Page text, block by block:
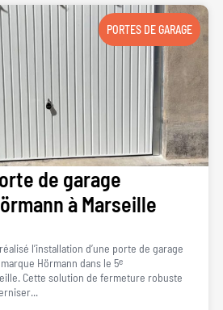
PORTES DE GARAGE
de garage
à Marseille
l’installation d’une porte de garage
Hörmann dans le 5ᵉ
Cette solution de fermeture robuste